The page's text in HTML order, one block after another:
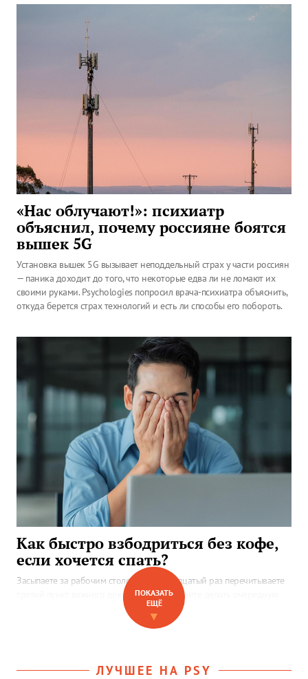
«Нас облучают!»: психиатр
объяснил, почему россияне боятся
вышек 5G
Установка вышек 5G вызывает неподдельный страх у части россиян
— паника доходит до того, что некоторые едва ли не ломают их
своими руками. Psychologies попросил врача-психиатра объяснить,
откуда берется страх технологий и есть ли способы его побороть.
Как быстро взбодриться без кофе,
если хочется спать?
Засыпаете за рабочим столом или в двадцатый раз перечитываете
третий пункт важного документа? Не спешите делать очередную
кружку кофе. Есть и другие — и очень простые — способы
справляться с усталостью и вернуть концентрацию.
ПОКАЗАТЬ
ЕЩЁ
▼
ЛУЧШЕЕ НА PSY